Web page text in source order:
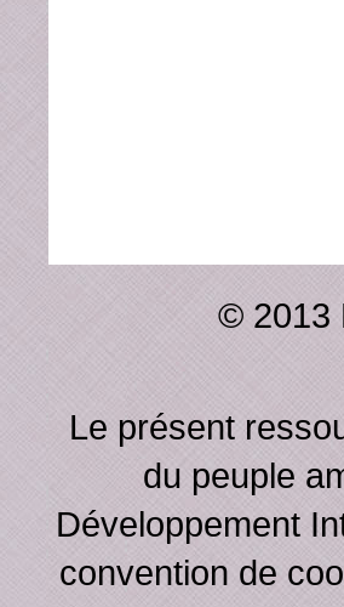
© 2013
Le présent
du peuple
Développement
convention de